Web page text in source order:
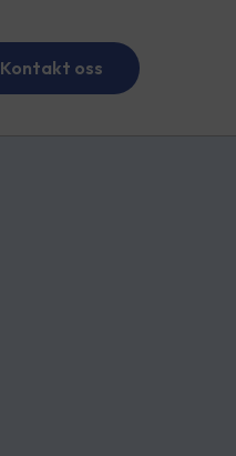
Kontakt oss